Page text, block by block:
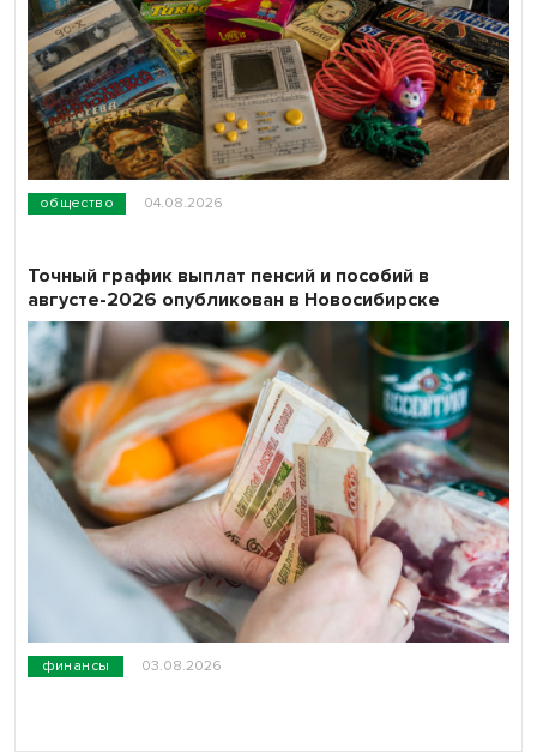
общество 04.08.2026
финансы 03.08.2026
Точный график выплат пенсий и пособий в
августе-2026 опубликован в Новосибирске